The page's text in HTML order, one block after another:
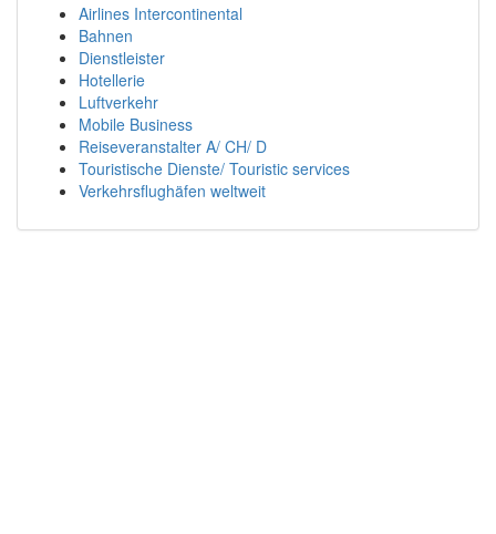
Airlines Intercontinental
Bahnen
Dienstleister
Hotellerie
Luftverkehr
Mobile Business
Reiseveranstalter A/ CH/ D
Touristische Dienste/ Touristic services
Verkehrsflughäfen weltweit